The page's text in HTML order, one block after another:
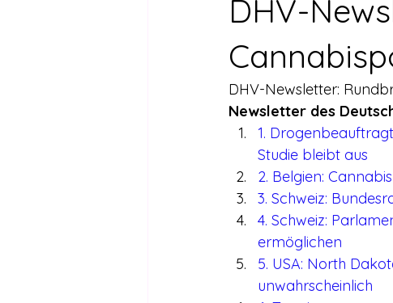
Legalisierte Länder Hanfszene
Recht & Urteile Schäden durch
Stimmen gegen die Legalisierung
DHV-
DHV-Newsletter:
Newsletter des
1.
Studie bleibt aus
2. Belgien:
3. Schweiz:
4. Schweiz:
ermöglichen
5. USA: North
unwahrscheinlich